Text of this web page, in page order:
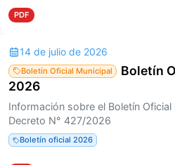
PDF
14 de julio de 2026
Boletín Oficial Municipal
Boletín
2026
Información sobre el Boletín Oficial
Decreto N° 427/2026
Boletín oficial 2026